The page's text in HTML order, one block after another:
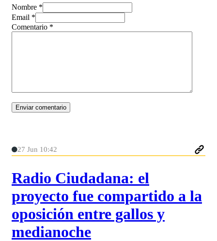
Nombre *
Email *
Comentario *
27 Jun 10:42
Radio Ciudadana: el
proyecto fue compartido a la
oposición entre gallos y
medianoche